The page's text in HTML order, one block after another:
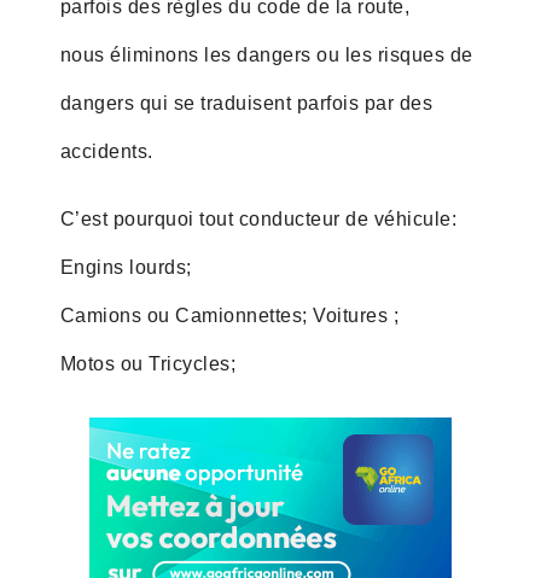
parfois des règles du code de la route,
nous éliminons les dangers ou les risques de
dangers qui se traduisent parfois par des
accidents.
C’est pourquoi tout conducteur de véhicule:
Engins lourds;
Camions ou Camionnettes; Voitures ;
Motos ou Tricycles;